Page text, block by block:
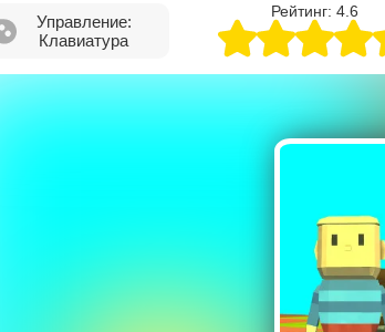
Управление:
Клавиатура
Рейтинг: 4.6